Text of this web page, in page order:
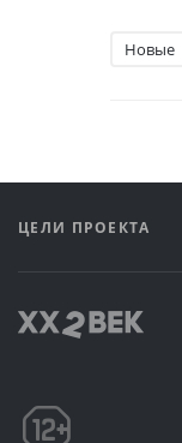
Новые
ЦЕЛИ ПРОЕКТА